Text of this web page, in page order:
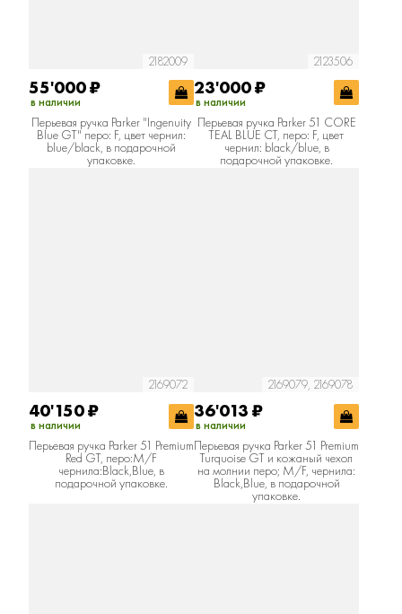
2182009
55'000₽
в наличии
Перьевая ручка Parker "Ingenuity
Blue GT" перо: F, цвет чернил:
blue/black, в подарочной
упаковке.
2123506
23'000₽
в наличии
Перьевая ручка Parker 51 CORE
TEAL BLUE CT, перо: F, цвет
чернил: black/blue, в
подарочной упаковке.
2169072
40'150₽
в наличии
Перьевая ручка Parker 51 Premium
Red GT, перо:M/F
чернила:Black,Blue, в
подарочной упаковке.
2169079, 2169078
36'013 ₽
в наличии
Перьевая ручка Parker 51 Premium
Turquoise GT и кожаный чехол
на молнии перо; M/F, чернила:
Black,Blue, в подарочной
упаковке.